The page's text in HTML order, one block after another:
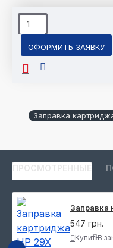
ОФОРМИТЬ ЗАЯВКУ
Заправка
ПРОСМОТРЕННЫЕ
Заправка
547 грн.
КупитьВ